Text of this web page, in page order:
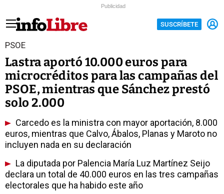
Publicidad
SUSCRÍBETE
PSOE
Lastra aportó 10.000 euros para
microcréditos para las campañas del
PSOE, mientras que Sánchez prestó
solo 2.000
Carcedo es la ministra con mayor aportación, 8.000
euros, mientras que Calvo, Ábalos, Planas y Maroto no
incluyen nada en su declaración
La diputada por Palencia María Luz Martínez Seijo
declara un total de 40.000 euros en las tres campañas
electorales que ha habido este año